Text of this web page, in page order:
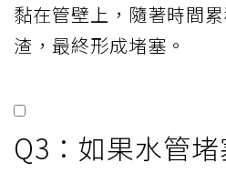
黏在管壁上，隨著時間
渣，最終形成堵塞。
Q3：如果水管